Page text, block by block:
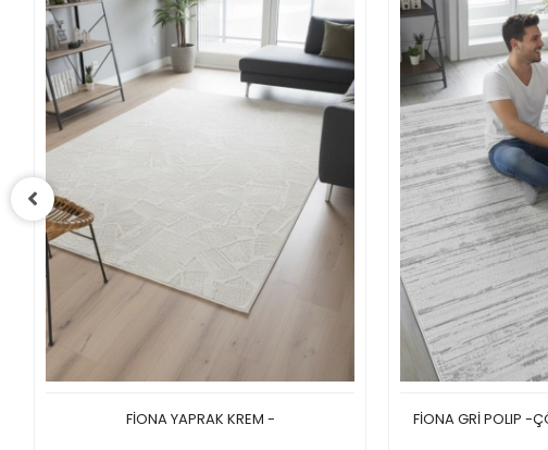
FİONA YAPRAK KREM - FİONA GRİ POLIP -